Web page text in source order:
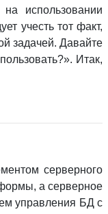
использовании
учесть тот факт,
задачей. Давайте
Итак,
серверного
а серверное
управления БД с